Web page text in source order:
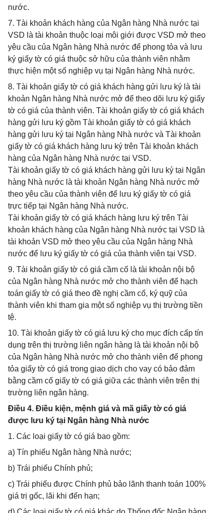
nước.
7. Tài khoản khách hàng của Ngân hàng Nhà nước tại
VSD là tài khoản thuộc loại môi giới được VSD mở theo
yêu cầu của Ngân hàng Nhà nước để phong tỏa và lưu
ký giấy tờ có giá thuộc sở hữu của thành viên nhằm
thực hiện một số nghiệp vụ tại Ngân hàng Nhà nước.
8. Tài khoản giấy tờ có giá khách hàng gửi lưu ký là tài
khoản Ngân hàng Nhà nước mở để theo dõi lưu ký giấy
tờ có giá của thành viên. Tài khoản giấy tờ có giá khách
hàng gửi lưu ký gồm Tài khoản giấy tờ có giá khách
hàng gửi lưu ký tại Ngân hàng Nhà nước và Tài khoản
giấy tờ có giá khách hàng lưu ký trên Tài khoản khách
hàng của Ngân hàng Nhà nước tại VSD.
Tài khoản giấy tờ có giá khách hàng gửi lưu ký tại Ngân
hàng Nhà nước là tài khoản Ngân hàng Nhà nước mở
theo yêu cầu của thành viên để lưu ký giấy tờ có giá
trực tiếp tại Ngân hàng Nhà nước.
Tài khoản giấy tờ có giá khách hàng lưu ký trên Tài
khoản khách hàng của Ngân hàng Nhà nước tại VSD là
tài khoản VSD mở theo yêu cầu của Ngân hàng Nhà
nước để lưu ký giấy tờ có giá của thành viên tại VSD.
9. Tài khoản giấy tờ có giá cầm cố là tài khoản nội bộ
của Ngân hàng Nhà nước mở cho thành viên để hạch
toán giấy tờ có giá theo đề nghị cầm cố, ký quỹ của
thành viên khi tham gia một số nghiệp vụ thị trường tiền
tệ.
10. Tài khoản giấy tờ có giá lưu ký cho mục đích cấp tín
dụng trên thị trường liên ngân hàng là tài khoản nội bộ
của Ngân hàng Nhà nước mở cho thành viên để phong
tỏa giấy tờ có giá trong giao dịch cho vay có bảo đảm
bằng cầm cố giấy tờ có giá giữa các thành viên trên thị
trường liên ngân hàng.
Điều 4. Điều kiện, mệnh giá và mã giấy tờ có giá
được lưu ký tại Ngân hàng Nhà nước
1. Các loại giấy tờ có giá bao gồm:
a) Tín phiếu Ngân hàng Nhà nước;
b) Trái phiếu Chính phủ;
c) Trái phiếu được Chính phủ bảo lãnh thanh toán 100%
giá trị gốc, lãi khi đến hạn;